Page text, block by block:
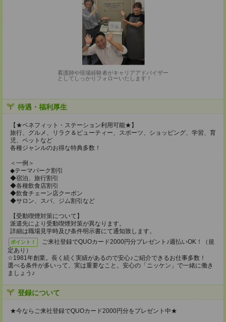
看護師や現場経験者がキャリアアドバイザー
としてしっかりフォローいたします！
待遇・福利厚生
【★ベネフィット・ステーション利用可能★】
旅行、グルメ、リラク＆ビューティー、スポーツ、ショッピング、学習、育
児、ペットなど
各種ジャンルのお得な特典多数！
＜一例＞
◆テーマパーク割引
◆宿泊、旅行割引
◆各種飲食店割引
◆飲食チェーン店クーポン
◆サロン、スパ、ジム割引など
【受動喫煙対策について】
派遣先により受動喫煙対策が異なります。
詳細は職場見学時及び条件明示書にて通知致します。
ポイント！
ご来社登録でQUOカード2000円分プレゼント♪週払いOK！（規
定あり）
☆1981年創業。長く続く実績があるので安心♪ご紹介できるお仕事多数！
選べる条件が多いって、実は重要なこと。安心の「ニッケン」で一緒に働き
ましょう♪
登録について
★今ならご来社登録でQUOカード2000円分をプレゼント中★